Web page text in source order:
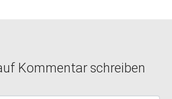
Kommentar schreiben